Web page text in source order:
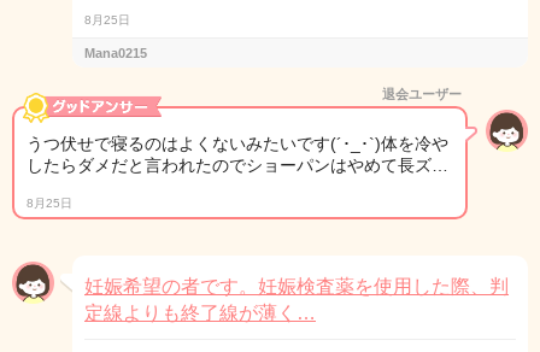
8月25日
Mana0215
退会ユーザー
うつ伏せで寝るのはよくないみたいです(´･_･`)体を冷や
したらダメだと言われたのでショーパンはやめて長ズ…
8月25日
妊娠希望の者です。妊娠検査薬を使用した際、判
定線よりも終了線が薄く…